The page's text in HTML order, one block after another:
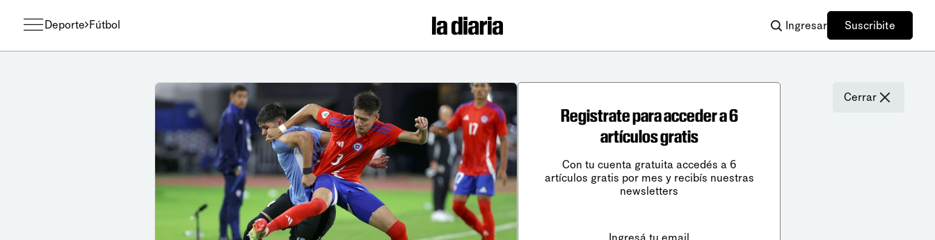
Deporte Fútbol Ingresar Suscribite
Cerrar
Registrate para acceder a 6
artículos gratis
Con tu cuenta gratuita accedés a 6
artículos gratis por mes y recibís nuestras
newsletters